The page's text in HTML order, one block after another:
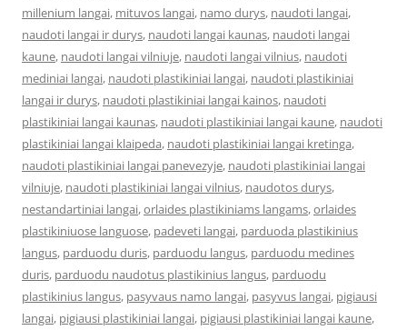
millenium langai, mituvos langai, namo durys, naudoti langai,
naudoti langai ir durys, naudoti langai kaunas, naudoti langai
kaune, naudoti langai vilniuje, naudoti langai vilnius, naudoti
mediniai langai, naudoti plastikiniai langai, naudoti plastikiniai
langai ir durys, naudoti plastikiniai langai kainos, naudoti
plastikiniai langai kaunas, naudoti plastikiniai langai kaune, naudoti
plastikiniai langai klaipeda, naudoti plastikiniai langai kretinga,
naudoti plastikiniai langai panevezyje, naudoti plastikiniai langai
vilniuje, naudoti plastikiniai langai vilnius, naudotos durys,
nestandartiniai langai,orlaides plastikiniams langams,orlaides
plastikiniuose languose, padeveti langai, parduoda plastikinius
langus, parduodu duris, parduodu langus, parduodu medines
duris, parduodu naudotus plastikinius langus, parduodu
plastikinius langus, pasyvaus namo langai, pasyvus langai, pigiausi
langai, pigiausi plastikiniai langai, pigiausi plastikiniai langai kaune,